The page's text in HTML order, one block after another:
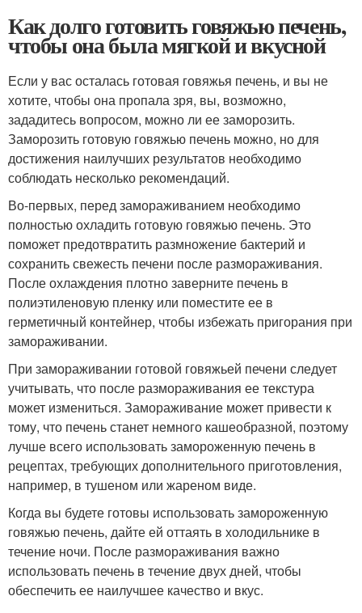
Как долго готовить говяжью печень,
чтобы она была мягкой и вкусной
Если у вас осталась готовая говяжья печень, и вы не
хотите, чтобы она пропала зря, вы, возможно,
зададитесь вопросом, можно ли ее заморозить.
Заморозить готовую говяжью печень можно, но для
достижения наилучших результатов необходимо
соблюдать несколько рекомендаций.
Во-первых, перед замораживанием необходимо
полностью охладить готовую говяжью печень. Это
поможет предотвратить размножение бактерий и
сохранить свежесть печени после размораживания.
После охлаждения плотно заверните печень в
полиэтиленовую пленку или поместите ее в
герметичный контейнер, чтобы избежать пригорания при
замораживании.
При замораживании готовой говяжьей печени следует
учитывать, что после размораживания ее текстура
может измениться. Замораживание может привести к
тому, что печень станет немного кашеобразной, поэтому
лучше всего использовать замороженную печень в
рецептах, требующих дополнительного приготовления,
например, в тушеном или жареном виде.
Когда вы будете готовы использовать замороженную
говяжью печень, дайте ей оттаять в холодильнике в
течение ночи. После размораживания важно
использовать печень в течение двух дней, чтобы
обеспечить ее наилучшее качество и вкус.